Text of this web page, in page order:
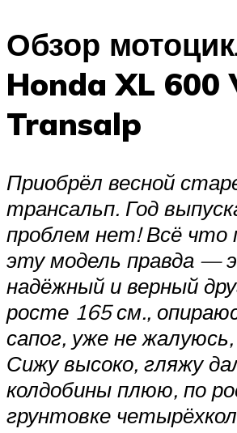
Обзор
Honda XL 600
Transalp
Приобрёл весной
трансальп. Год
проблем нет! Всё что
эту модель правда —
надёжный и верный
росте 165 см.,
сапог, уже не
Сижу высоко, гляжу
колдобины плюю, по
грунтовке